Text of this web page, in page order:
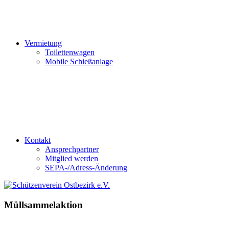
Vermietung
Toilettenwagen
Mobile Schießanlage
Kontakt
Ansprechpartner
Mitglied werden
SEPA-/Adress-Änderung
Müllsammelaktion